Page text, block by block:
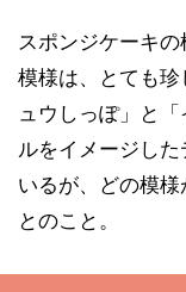
スポンジケーキ
模様は、とても
ュウしっぽ」と
ルをイメージし
いるが、どの模
とのこと。